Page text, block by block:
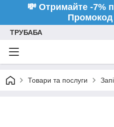
💸 Отримайте -7%
Промокод
ТРУБАБА
Товари та послуги